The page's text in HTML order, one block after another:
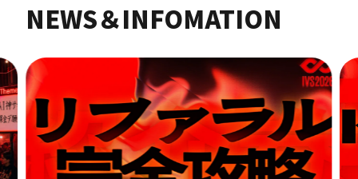
たセッションや、様々なネットワーキングパー
ティーに加え、新サービス発表の場 “IVS
LAUNCHPAD”など、ベンチャー企業の生態
系・コミュニティ活性化に貢献する場作りに注
力しています。
NEWS＆INFOMATION